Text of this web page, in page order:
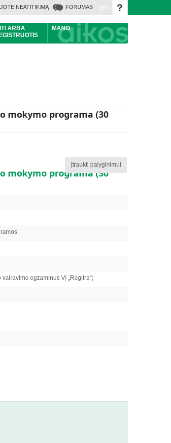
NEATITIKIMĄ FORUMAS Įeiti
ARBA
MANO
mokymo programa (30
Įtraukti palyginimui
mokymo programa (30
egzaminus VĮ „Regitra“;